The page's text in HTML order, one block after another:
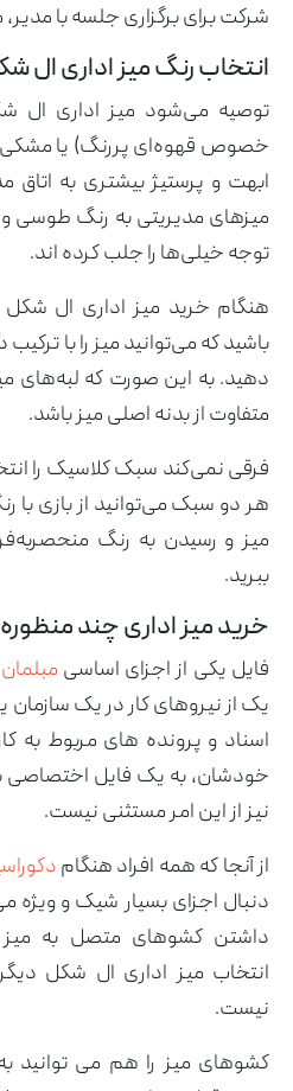
شرکت برای برگزاری جلسه با مدیر،
انتخاب رنگ میز اداری ال
توصیه می‌شود میز اداری ال
خصوص قهوه‌ای پررنگ) یا مشکی
ابهت و پرستیژ بیشتری به اتاق
میزهای مدیریتی به رنگ طوسی
توجه خیلی‌ها را جلب کرده اند.
هنگام خرید میز اداری ال شکل
باشید که می‌توانید میز را با
دهید. به این صورت که لبه‌های
متفاوت از بدنه اصلی میز باشد.
فرقی نمی‌کند سبک کلاسیک را
هر دو سبک می‌توانید از بازی
میز و رسیدن به رنگ
ببرید.
خرید میز اداری چند منظوره
فایل یکی از اجزای اساسی
یک از نیروهای کار در یک سازمان یا
اسناد و پرونده های مربوط به
خودشان، به یک فایل اختصاصی
نیز از این امر مستثنی نیست.
از آنجا که همه افراد هنگام
دنبال اجزای بسیار شیک و ویژه
داشتن کشوهای متصل به میز
انتخاب میز اداری ال شکل
نیست.
کشوهای میز را هم می توانید